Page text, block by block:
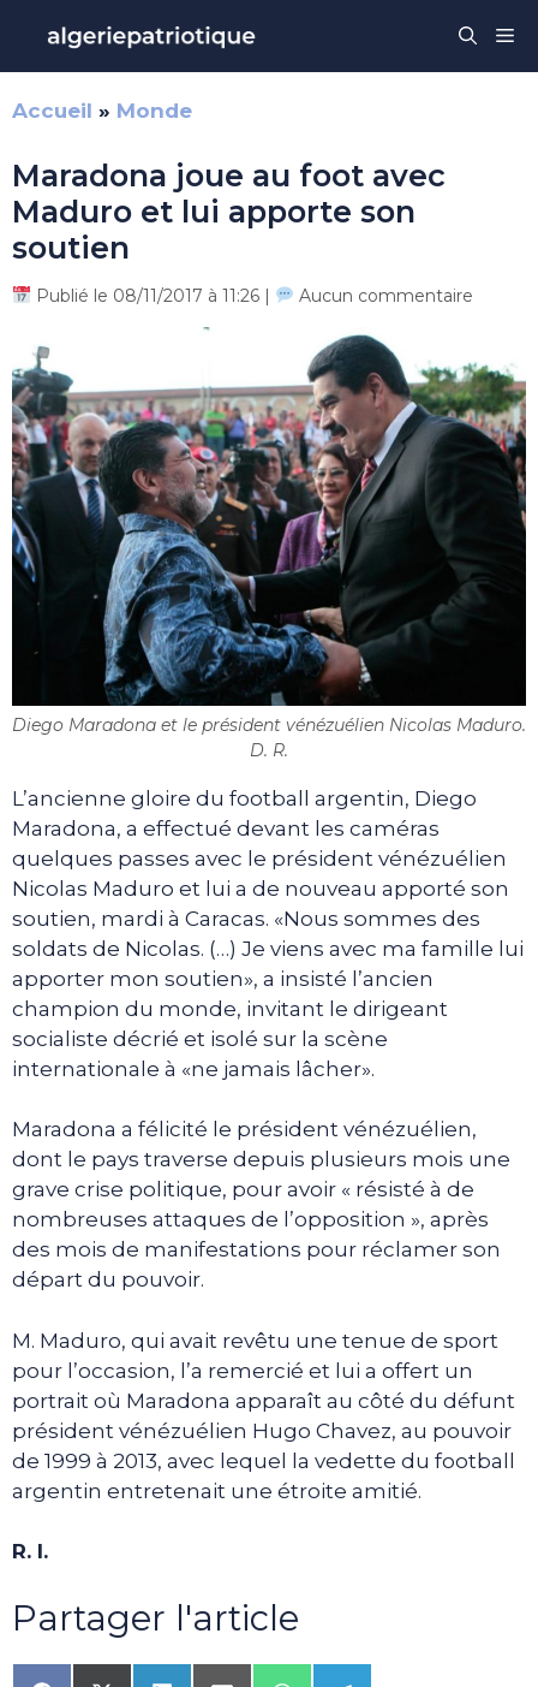
contenu
Accueil » Monde
Maradona joue au foot avec
Maduro et lui apporte son
soutien
Publié le 08/11/2017 à 11:26 | Aucun commentaire
Diego Maradona et le président vénézuélien Nicolas Maduro.
D. R.
L’ancienne gloire du football argentin, Diego
Maradona, a effectué devant les caméras
quelques passes avec le président vénézuélien
Nicolas Maduro et lui a de nouveau apporté son
soutien, mardi à Caracas. «Nous sommes des
soldats de Nicolas. (…) Je viens avec ma famille lui
apporter mon soutien», a insisté l’ancien
champion du monde, invitant le dirigeant
socialiste décrié et isolé sur la scène
internationale à «ne jamais lâcher».
Maradona a félicité le président vénézuélien,
dont le pays traverse depuis plusieurs mois une
grave crise politique, pour avoir « résisté à de
nombreuses attaques de l’opposition », après
des mois de manifestations pour réclamer son
départ du pouvoir.
M. Maduro, qui avait revêtu une tenue de sport
pour l’occasion, l’a remercié et lui a offert un
portrait où Maradona apparaît au côté du défunt
président vénézuélien Hugo Chavez, au pouvoir
de 1999 à 2013, avec lequel la vedette du football
argentin entretenait une étroite amitié.
R. I.
Partager l'article